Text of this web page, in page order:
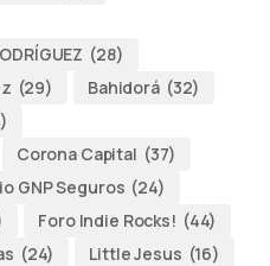
(28)
(29) Bahidorá (32)
Corona Capital (37)
GNP Seguros (24)
Foro Indie Rocks! (44)
(24) Little Jesus (16)